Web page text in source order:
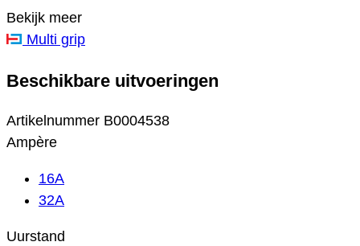
Bekijk meer
Multi grip
Beschikbare uitvoeringen
Artikelnummer B0004538
Ampère
16A
32A
Uurstand